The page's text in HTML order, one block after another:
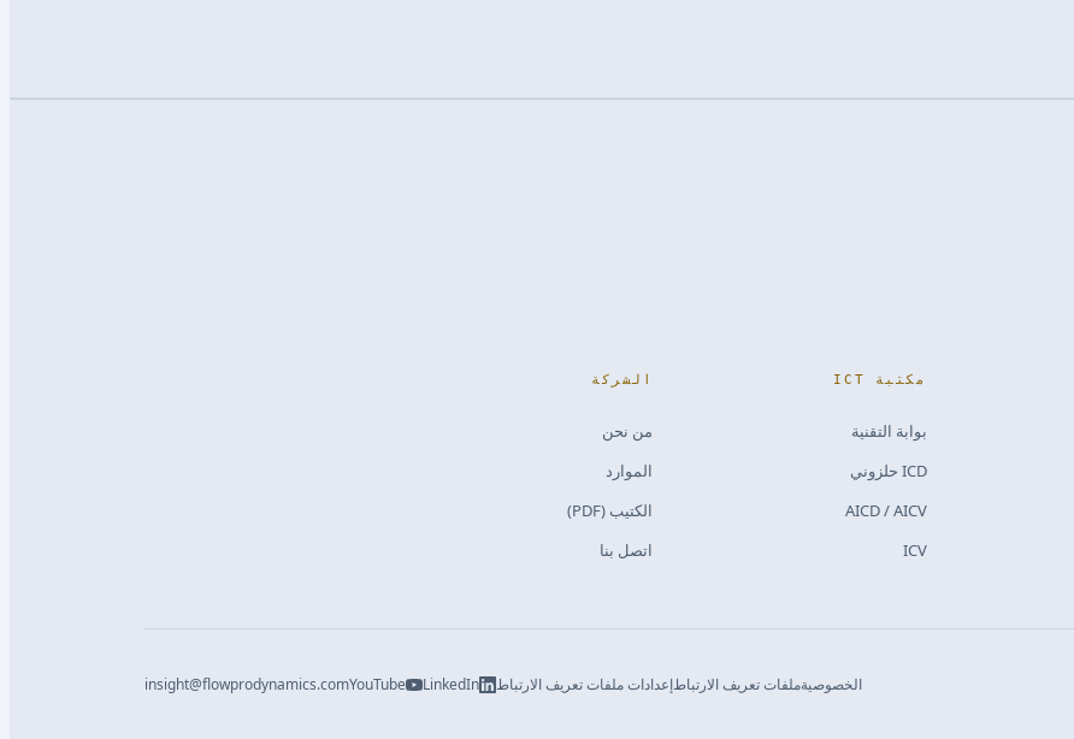
مكتبة ICT
بوابة التقنية
ICD حلزوني
AICD / AICV
ICV
الشركة
من نحن
الموارد
الكتيب (PDF)
اتصل بنا
الخصوصيةملفات تعريف الارتباطإعدادات ملفات تعريف الارتباط LinkedIn
YouTube
insight@flowprodynamics.com